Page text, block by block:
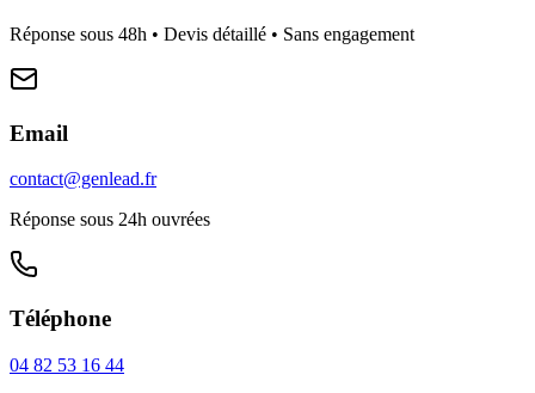
Réponse sous 48h • Devis détaillé • Sans engagement
Email
contact@genlead.fr
Réponse sous 24h ouvrées
Téléphone
04 82 53 16 44